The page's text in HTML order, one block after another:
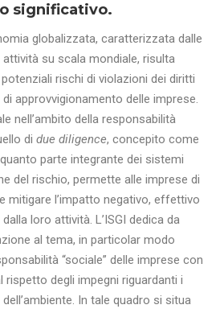
significativo.
globalizzata, caratterizzata dalle
su scala mondiale, risulta
rischi di violazioni dei diritti
approvvigionamento delle imprese.
nell’ambito della responsabilità
di due diligence, concepito come
parte integrante dei sistemi
del rischio, permette alle imprese di
mitigare l’impatto negativo, effettivo
loro attività. L’ISGI dedica da
al tema, in particolar modo
“sociale” delle imprese con
degli impegni riguardanti i
In tale quadro si situa